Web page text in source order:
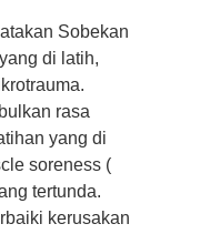
Sobekan
di latih,
rasa
yang di
soreness (
tertunda.
kerusakan